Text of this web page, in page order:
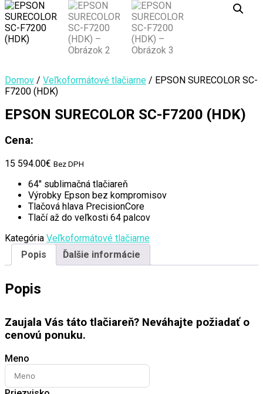
Domov / Veľkoformátové tlačiarne / EPSON SURECOLOR SC-
F7200 (HDK)
EPSON SURECOLOR SC-F7200 (HDK)
Cena:
15 594.00€ Bez DPH
64″ sublimačná tlačiareň
Výrobky Epson bez kompromisov
Tlačová hlava PrecisionCore
Tlačí až do veľkosti 64 palcov
Kategória Veľkoformátové tlačiarne
Popis
Ďalšie informácie
Popis
Zaujala Vás táto tlačiareň? Neváhajte požiadať o
cenovú ponuku.
Meno